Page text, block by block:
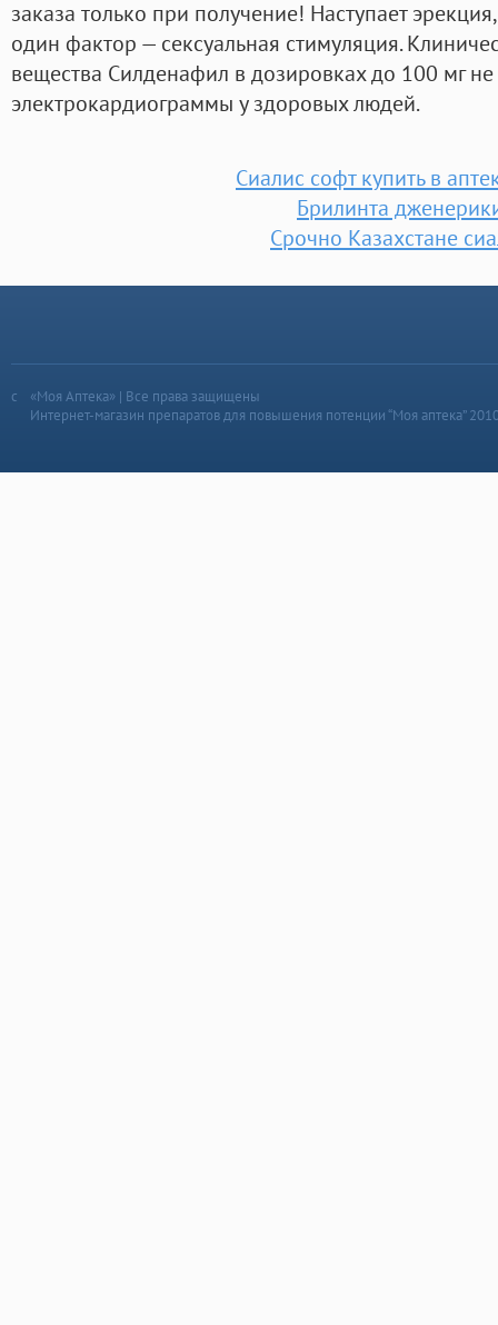
заказа только при получение! Наступает
один фактор — сексуальная стимуляция.
вещества Силденафил в дозировках до 100 мг
электрокардиограммы у здоровых людей.
Сиалис софт купить в
Брилинта
Срочно Казахстане
«Моя Аптека» | Все права защищены
Интернет-магазин препаратов для повышения потенции “Моя аптека”